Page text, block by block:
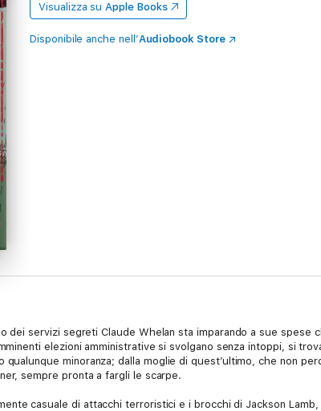
Visualizza su Apple Books
Disponibile anche nell’Audiobook Store
dei servizi segreti Claude Whelan sta imparando a sue spese
elezioni amministrative si svolgano senza intoppi, si
minoranza; dalla moglie di quest’ultimo, che non
sempre pronta a fargli le scarpe.
casuale di attacchi terroristici e i brocchi di Jackson